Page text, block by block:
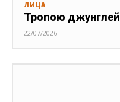
ЛИЦА
Тропою джунглей
22/07/2026